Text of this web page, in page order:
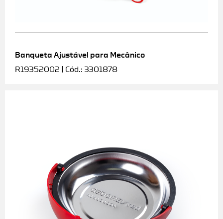
Banqueta Ajustável para Mecânico
R19352002 | Cód.: 3301878